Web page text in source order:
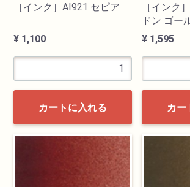
［インク］AI921 セピア
¥ 1,100
カートに入れる
［インク
ドン ゴー
¥ 1,595
カー